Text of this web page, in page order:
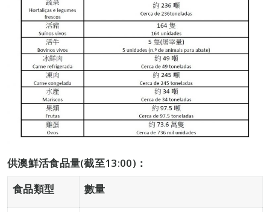
供澳鮮活食品量(截至13:00) ：
食品類型
數量